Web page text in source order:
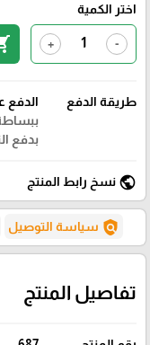
اختر الكمية
-
+
طريقة الدفع
الدفع
بدفع
public نسخ رابط المنتج
policy سياسة التوصيل
تفاصيل المنتج